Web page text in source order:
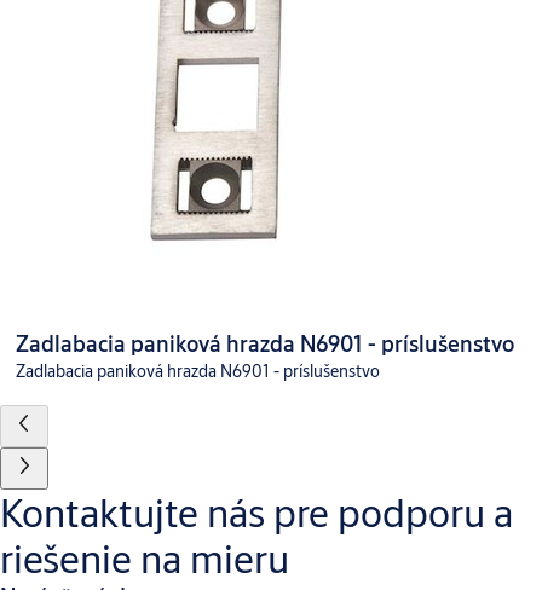
Zadlabacia paniková hrazda N6901 - príslušenstvo
Zadlabacia paniková hrazda N6901 - príslušenstvo
Kontaktujte nás pre podporu a
riešenie na mieru